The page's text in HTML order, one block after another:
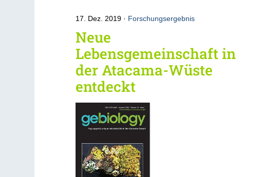
17. Dez. 2019 Forschungsergebnis
Neue
Lebensgemeinschaft in
der Atacama-Wüste
entdeckt